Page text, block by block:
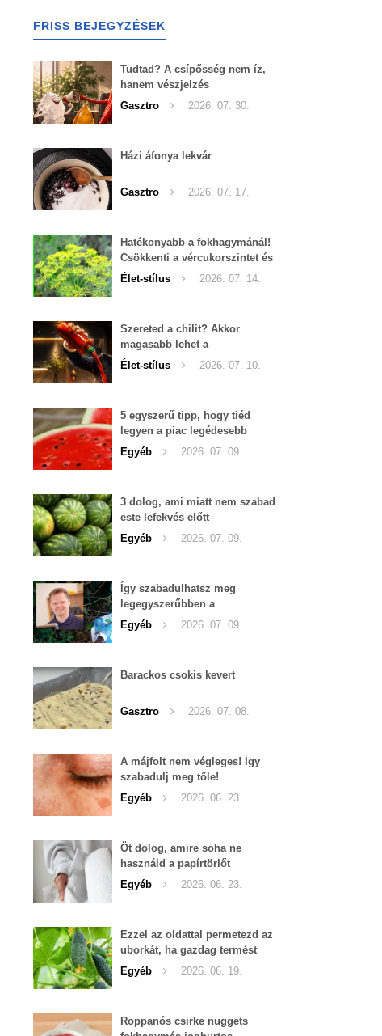
FRISS BEJEGYZÉSEK
Tudtad? A csípősség nem íz,
hanem vészjelzés
Gasztro
2026. 07. 30.
Házi áfonya lekvár
Gasztro 2026. 07. 17.
Hatékonyabb a fokhagymánál!
Csökkenti a vércukorszintet és
a magas vérnyomást is!
Élet-stílus 2026. 07. 14.
Szereted a chilit? Akkor
magasabb lehet a
tesztoszteron-szinted
Élet-stílus 2026. 07. 10.
5 egyszerű tipp, hogy tiéd
legyen a piac legédesebb
görögdinnyéje
Egyéb 2026. 07. 09.
3 dolog, ami miatt nem szabad
este lefekvés előtt
görögdinnyét enni
Egyéb 2026. 07. 09.
Így szabadulhatsz meg
legegyszerűbben a
pucércsigáktól
Egyéb 2026. 07. 09.
Barackos csokis kevert
Gasztro 2026. 07. 08.
A májfolt nem végleges! Így
szabadulj meg tőle!
Egyéb
2026. 06. 23.
Öt dolog, amire soha ne
használd a papírtörlőt
Egyéb
2026. 06. 23.
Ezzel az oldattal permetezd az
uborkát, ha gazdag termést
szeretnél begyűjteni
Egyéb 2026. 06. 19.
Roppanós csirke nuggets